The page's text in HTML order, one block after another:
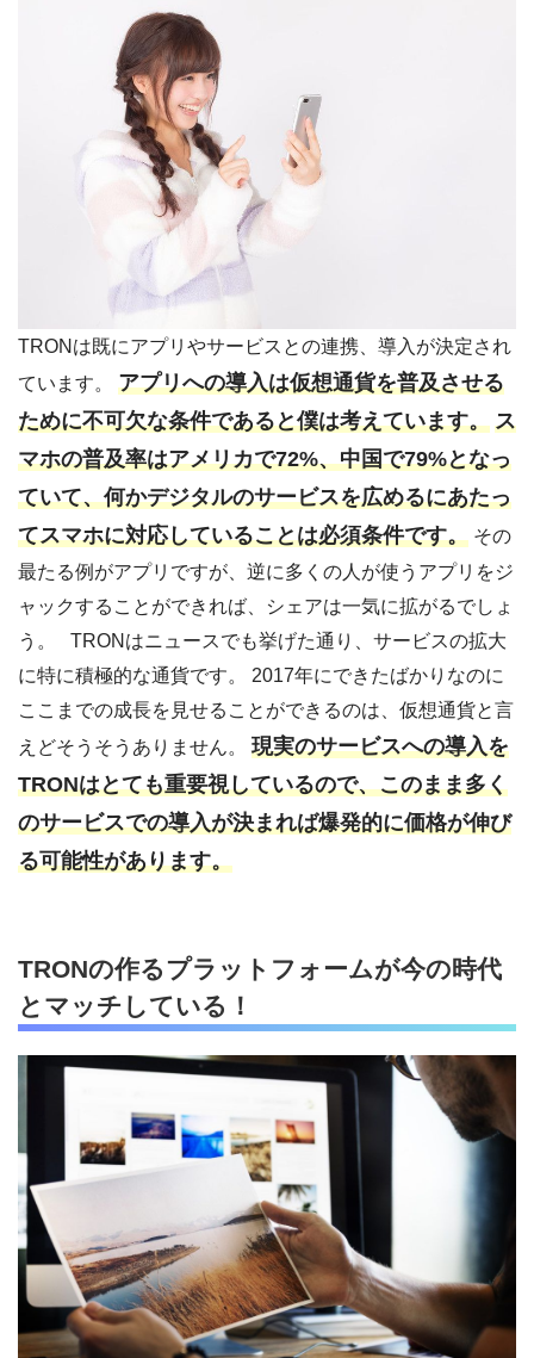
TRONは既にアプリやサービスとの連携、導入が決定され
ています。 アプリへの導入は仮想通貨を普及させる
ために不可欠な条件であると僕は考えています。 ス
マホの普及率はアメリカで72%、中国で79%となっ
ていて、何かデジタルのサービスを広めるにあたっ
てスマホに対応していることは必須条件です。 その
最たる例がアプリですが、逆に多くの人が使うアプリをジ
ャックすることができれば、シェアは一気に拡がるでしょ
う。 TRONはニュースでも挙げた通り、サービスの拡大
に特に積極的な通貨です。 2017年にできたばかりなのに
ここまでの成長を見せることができるのは、仮想通貨と言
えどそうそうありません。 現実のサービスへの導入を
TRONはとても重要視しているので、このまま多く
のサービスでの導入が決まれば爆発的に価格が伸び
る可能性があります。
TRONの作るプラットフォームが今の時代
とマッチしている！